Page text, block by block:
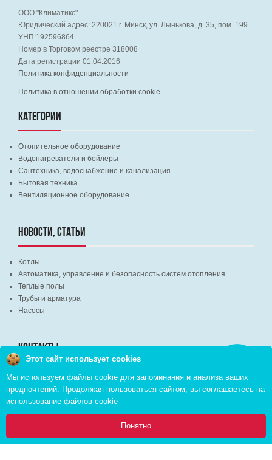
Главная Каталог Инфо Избранное Корзина:
ООО "Климатикс"
Юридический адрес: 220021 г. Минск, ул. Лынькова, д. 35, пом. 199
УНП:192596864
Номер в Торговом реестре 318008
Дата регистрации 01.04.2016
Политика конфиденциальности
Политика в отношении обработки cookie
КАТЕГОРИИ
Отопительное оборудование
Водонагреватели и бойлеры
Сантехника, водоснабжение и канализация
Бытовая техника
Вентиляционное оборудование
НОВОСТИ, СТАТЬИ
Котлы
Автоматика, управление и безопасность систем отопления
Теплые полы
Трубы и арматура
Насосы
КОНТАКТЫ
г. Минск, ВЦ "Экспобел", строительный рынок, павильон № 8c
г. Минск, ул. М. Лынькова, д. 35, пом. 199
+375 (29) 110-46-46 (А1)
+375 (29) 373-90-16 (A1)
Этот сайт использует cookies
Мы используем файлы cookie для запоминания и анализа ваших
предпочтений. Продолжая пользоваться сайтом, вы соглашаетесь на
использование файлов cookie
Понятно